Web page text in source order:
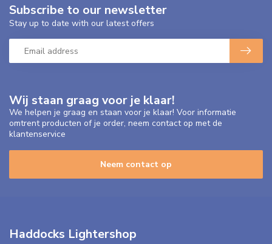
Wij staan graag voor je klaar!
We helpen je graag en staan voor je klaar! Voor informatie
omtrent producten of je order, neem contact op met de
klantenservice
Neem contact op
Subscribe to our newsletter
Stay up to date with our latest offers
Haddocks Lightershop